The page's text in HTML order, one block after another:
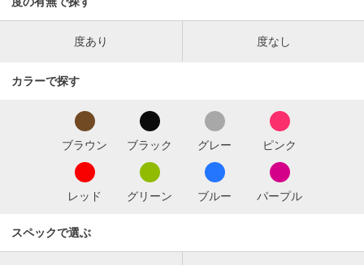
度あり 度なし
カラーで探す
ブラウン ブラック グレー ピンク
レッド グリーン ブルー パープル
スペックで選ぶ